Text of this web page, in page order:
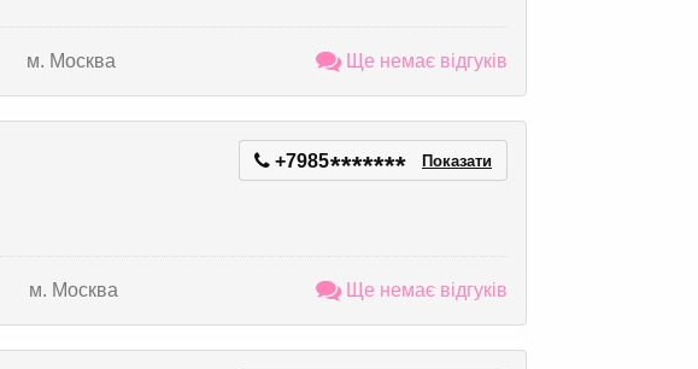
м. Москва Ще немає відгуків
+7985******* Показати
м. Москва Ще немає відгуків